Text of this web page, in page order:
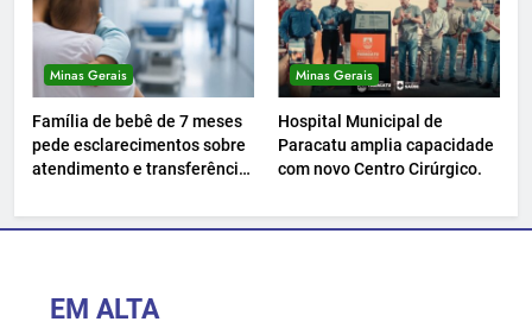
Minas Gerais
Família de bebê de 7 meses
pede esclarecimentos sobre
atendimento e transferência
Minas Gerais
Hospital Municipal de
Paracatu amplia capacidade
com novo Centro Cirúrgico.
EM ALTA